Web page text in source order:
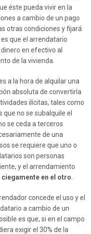
éste pueda vivir en la
a cambio de un pago
otras condiciones y fijará
que el arrendatario
en efectivo al
de la vivienda.
a la hora de alquilar una
absoluta de convertirla
ilícitas, tales como
no se subalquile el
se ceda a terceros
de una
se requiere que uno o
son personas
y el arrendamiento
en el otro
concede el uso y el
a cambio de un
es que, si en el campo
exigir el 30% de la